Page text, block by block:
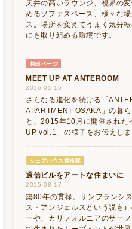
天井の高いラウンジ、視界の
めるソファスペース、様々な
ス。場所を変えてうまく気分
にも取り組める環境です。
特設ページ
MEET UP AT ANTEROOM
2016-01-15
さらなる進化を続ける「
APARTMENT OSAKA」の暮ら
と、2015年10月に開催された
UP vol.1」の様子をお伝えしま
シェアハウス探検隊
通信ビルをアートな住まいに
2015-08-17
築80年の貫禄。サンフランシ
ス・アンジェルスという説も
ーや、カリフォルニアのサー